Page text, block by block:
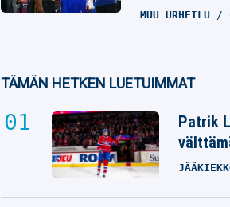
MUU URHEILU
TÄMÄN HETKEN LUETUIMMAT
Patrik